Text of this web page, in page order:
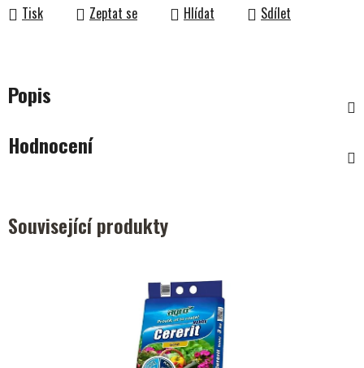
Tisk Zeptat se Hlídat Sdílet
Popis
Hodnocení
Související produkty